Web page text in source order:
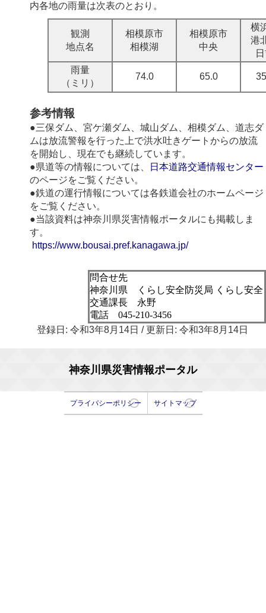
内各地の雨量は次表のとおり。
観測
地点名
相模原市
相模湖
相模原市
中央
横
港
雨量
（ミリ）
74.0 65.0
参考情報
●三保ダム、宮ケ瀬ダム、城山ダム、相模ダム、道志ダ
ムは放流警報を行った上で洪水吐きゲートからの放流
を開始し、現在でも継続しています。
●県道等の情報については、
日本道路交通情報センター
のページをご覧ください。
●鉄道の運行情報については各鉄道会社のホームページ
をご覧ください。
●当該資料は神奈川県災害情報ポータルにも掲載しま
す。
https://www.bousai.pref.kanagawa.jp/
問合せ先
神奈川県 くらし安全防災局 くらし安全
交通課長 永野
電話 045-210-3456
登録日: 令和3年8月14日 / 更新日: 令和3年8月14日
神奈川県災害情報ポータル
プライバシーポリシー サイトマップ